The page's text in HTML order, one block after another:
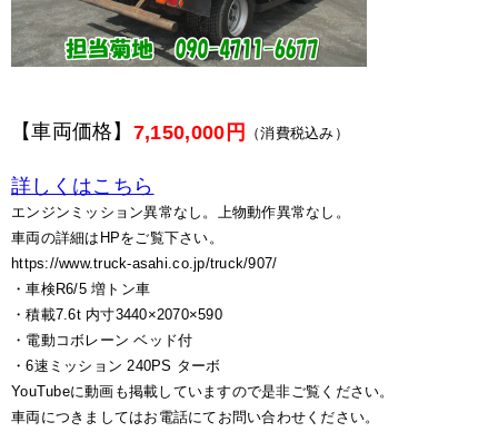
【車両価格】 7,150,000円 （消費税込み）
詳しくはこちら
エンジンミッション異常なし。上物動作異常なし。
車両の詳細はHPをご覧下さい。
https://www.truck-asahi.co.jp/truck/907/
・車検R6/5 増トン車
・積載7.6t 内寸3440×2070×590
・電動コボレーン ベッド付
・6速ミッション 240PS ターボ
YouTubeに動画も掲載していますので是非ご覧ください。
車両につきましてはお電話にてお問い合わせください。